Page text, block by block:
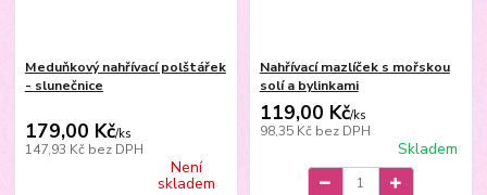
Meduňkový nahřívací polštářek
- slunečnice
179,00 Kč/ks
147,93 Kč bez DPH
Není
skladem
Nahřívací mazlíček s mořskou
solí a bylinkami
119,00 Kč/ks
98,35 Kč bez DPH
Skladem